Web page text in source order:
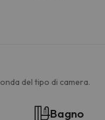
del tipo di camera.
Bagno